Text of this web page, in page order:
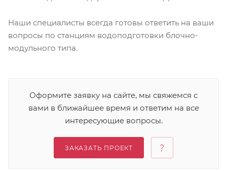
Наши специалисты всегда готовы ответить на ваши
вопросы по станциям водоподготовки блочно-
модульного типа.
Оформите заявку на сайте, мы свяжемся с
вами в ближайшее время и ответим на все
интересующие вопросы.
ЗАКАЗАТЬ ПРОЕКТ